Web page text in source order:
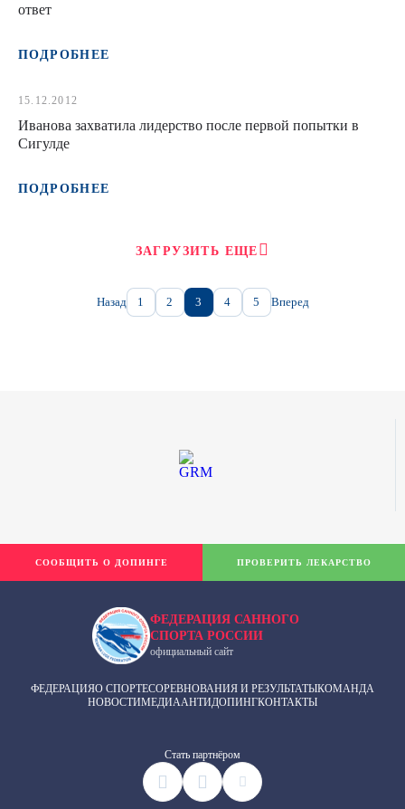
ответ
ПОДРОБНЕЕ
15.12.2012
Иванова захватила лидерство после первой попытки в
Сигулде
ПОДРОБНЕЕ
ЗАГРУЗИТЬ ЕЩЕ
Назад 1 2 3 4 5 Вперед
ФЕДЕРАЦИЯ САННОГО
СПОРТА РОССИИ
официальный сайт
ФЕДЕРАЦИЯО СПОРТЕСОРЕВНОВАНИЯ И РЕЗУЛЬТАТЫКОМАНДА
НОВОСТИМЕДИААНТИДОПИНГКОНТАКТЫ
Cтать партнёром
СООБЩИТЬ О ДОПИНГЕ ПРОВЕРИТЬ ЛЕКАРСТВО